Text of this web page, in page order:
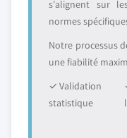
s'alignent sur
normes
Notre processus
une fiabilité
✓ Validation
statistique